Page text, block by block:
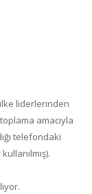
liderlerinden
amacıyla
telefondaki